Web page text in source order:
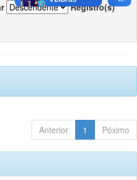
Registro(s)
Anterior 1 Póximo